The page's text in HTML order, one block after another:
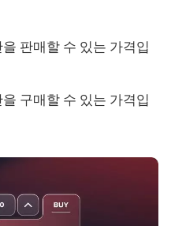
판매할 수 있는 가격입
구매할 수 있는 가격입